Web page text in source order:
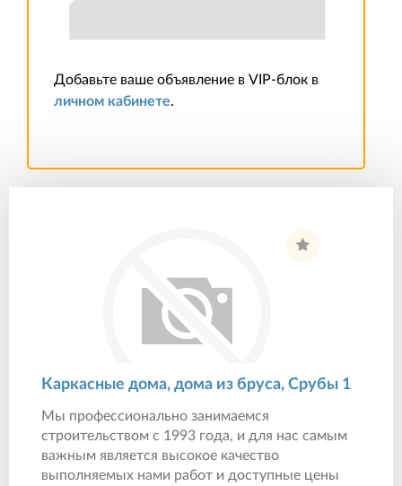
Добавьте ваше объявление в VIP-блок в
личном кабинете.
Каркасные дома, дома из бруса, Срубы 1
Мы профессионально занимаемся
строительством с 1993 года, и для нас самым
важным является высокое качество
выполняемых нами работ и доступные цены